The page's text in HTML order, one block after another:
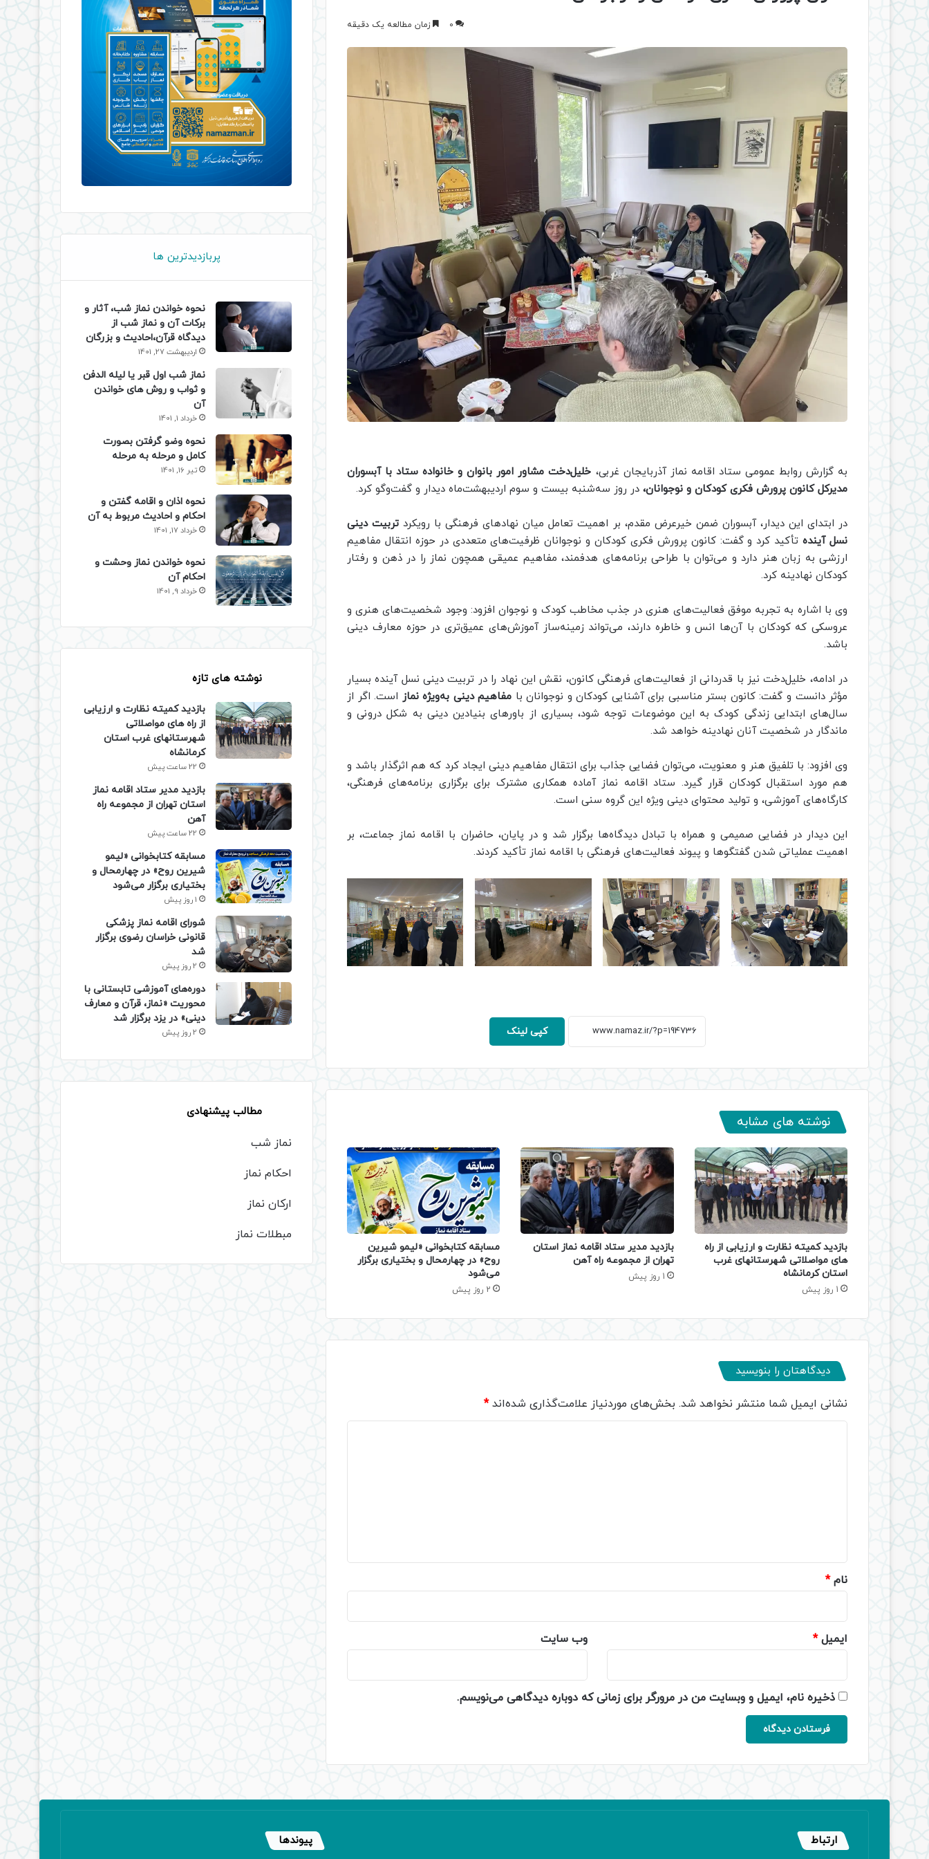
0 زمان مطالعه یک دقیقه
به گزارش روابط عمومی ستاد اقامه نماز آذربایجان‌ غربی، خلیل‌دخت مشاور امور بانوان و خانواده ستاد با آبسوران
مدیرکل کانون پرورش فکری کودکان و نوجوانان، در روز سه‌شنبه بیست و سوم اردیبهشت‌ماه دیدار و گفت‌وگو کرد.
در ابتدای این دیدار، آبسوران ضمن خیرعرض مقدم، بر اهمیت تعامل میان نهادهای فرهنگی با رویکردتربیت دینی
نسل آیندهتأکید کرد و گفت: کانون پرورش فکری کودکان و نوجوانان ظرفیت‌های متعددی در حوزه انتقال مفاهیم
ارزشی به زبان هنر دارد و می‌توان با طراحی برنامه‌های هدفمند، مفاهیم عمیقی همچون نماز را در ذهن و رفتار
کودکان نهادینه کرد.
وی با اشاره به تجربه موفق فعالیت‌های هنری در جذب مخاطب کودک و نوجوان افزود: وجود شخصیت‌های هنری و
عروسکی که کودکان با آن‌ها انس و خاطره دارند، می‌تواند زمینه‌ساز آموزش‌های عمیق‌تری در حوزه معارف دینی
باشد.
در ادامه، خلیل‌دخت نیز با قدردانی از فعالیت‌های فرهنگی کانون، نقش این نهاد را در تربیت دینی نسل آینده بسیار
مؤثر دانست و گفت: کانون بستر مناسبی برای آشنایی کودکان و نوجوانان با مفاهیم دینی به‌ویژه نماز است. اگر از
سال‌های ابتدایی زندگی کودک به این موضوعات توجه شود، بسیاری از باورهای بنیادین دینی به شکل درونی و
ماندگار در شخصیت آنان نهادینه خواهد شد.
وی افزود: با تلفیق هنر و معنویت، می‌توان فضایی جذاب برای انتقال مفاهیم دینی ایجاد کرد که هم اثرگذار باشد و
هم مورد استقبال کودکان قرار گیرد. ستاد اقامه نماز آماده همکاری مشترک برای برگزاری برنامه‌های فرهنگی،
کارگاه‌های آموزشی، و تولید محتوای دینی ویژه این گروه سنی است.
این دیدار در فضایی صمیمی و همراه با تبادل دیدگاه‌ها برگزار شد و در پایان، حاضران با اقامه نماز جماعت، بر
اهمیت عملیاتی شدن گفتگوها و پیوند فعالیت‌های فرهنگی با اقامه نماز تأکید کردند.
کپی لینک
نوشته های مشابه
بازدید کمیته نظارت و ارزیابی از راه
های مواصلاتی شهرستانهای غرب
استان کرمانشاه
1 روز پیش
بازدید مدیر ستاد اقامه نماز استان
تهران از مجموعه راه آهن
1 روز پیش
مسابقه کتابخوانی «لیمو شیرین
روح» در چهارمحال و بختیاری برگزار
می‌شود
2 روز پیش
دیدگاهتان را بنویسید
نشانی ایمیل شما منتشر نخواهد شد. بخش‌های موردنیاز علامت‌گذاری شده‌اند*
نام*
ایمیل* وب‌ سایت
ذخیره نام، ایمیل و وبسایت من در مرورگر برای زمانی که دوباره دیدگاهی می‌نویسم.
پربازدیدترین ها
نحوه خواندن نماز شب، آثار و
برکات آن و نماز شب از
دیدگاه قرآن،احادیث و بزرگان
اردیبهشت 27, 1401
نماز شب اول قبر یا لیله الدفن
و ثواب و روش های خواندن
آن
خرداد 1, 1401
نحوه وضو گرفتن بصورت
کامل و مرحله به مرحله
تیر 16, 1401
نحوه اذان و اقامه گفتن و
احکام و احادیث مربوط به آن
خرداد 17, 1401
نحوه خواندن نماز وحشت و
احکام آن
خرداد 9, 1401
نوشته های تازه
بازدید کمیته نظارت و ارزیابی
از راه های مواصلاتی
شهرستانهای غرب استان
کرمانشاه
22 ساعت پیش
بازدید مدیر ستاد اقامه نماز
استان تهران از مجموعه راه
آهن
22 ساعت پیش
مسابقه کتابخوانی «لیمو
شیرین روح» در چهارمحال و
بختیاری برگزار می‌شود
1 روز پیش
شورای اقامه نماز پزشکی
قانونی خراسان رضوی برگزار
شد
2 روز پیش
دوره‌های آموزشی تابستانی با
محوریت «نماز، قرآن و معارف
دینی» در یزد برگزار شد
2 روز پیش
مطالب پیشنهادی
نماز شب
احکام نماز
ارکان نماز
مبطلات نماز
ارتباط پیوندها